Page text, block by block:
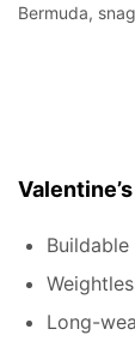
Bermuda,
Long-